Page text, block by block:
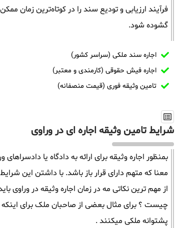
فرآیند ارزیابی و تودیع سند را در کوتاه‌ترین زمان
گشوده شود.
اجاره سند ملکی (سراسر کشور)
اجاره فیش حقوقی (کارمندی و معتبر)
تامین وثیقه فوری (قیمت منصفانه)
شرایط تامین وثیقه اجاره ای در وراوی
بمنظور اجاره وثیقه برای ارائه به دادگاه یا
معنا که متهم دارای قرار باز باشد. با داشتن این
از مهم ترین نکاتی مه در زمان اجاره وثیقه در
چیست ؟ برای مثال بعضی از صاحبان ملک برای
پشتوانه ملکی میکنند .